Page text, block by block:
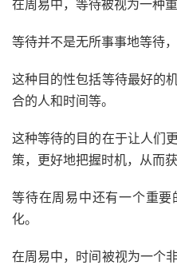
在周易中，等待被视为一种
等待并不是无所事事地等待
这种目的性包括等待最好的
合的人和时间等。
这种等待的目的在于让人们
策，更好地把握时机，从而
等待在周易中还有一个重
化。
在周易中，时间被视为一个